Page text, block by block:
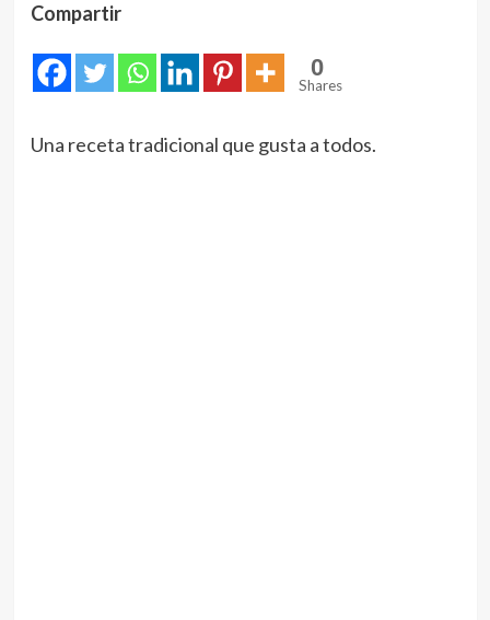
Compartir
0
Shares
Una receta tradicional que gusta a todos.